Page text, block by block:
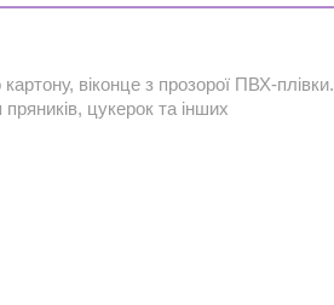
віконце з прозорої ПВХ-плівки.
цукерок та інших